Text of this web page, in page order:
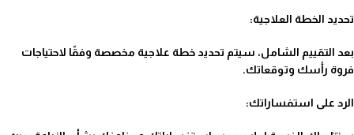
تحديد الخطة العلاجية:
بعد التقييم الشامل، سيتم تحديد خطة علاجية مخصصة وفقًا لاحتياجات
فروة رأسك وتوقعاتك.
الرد على استفساراتك: